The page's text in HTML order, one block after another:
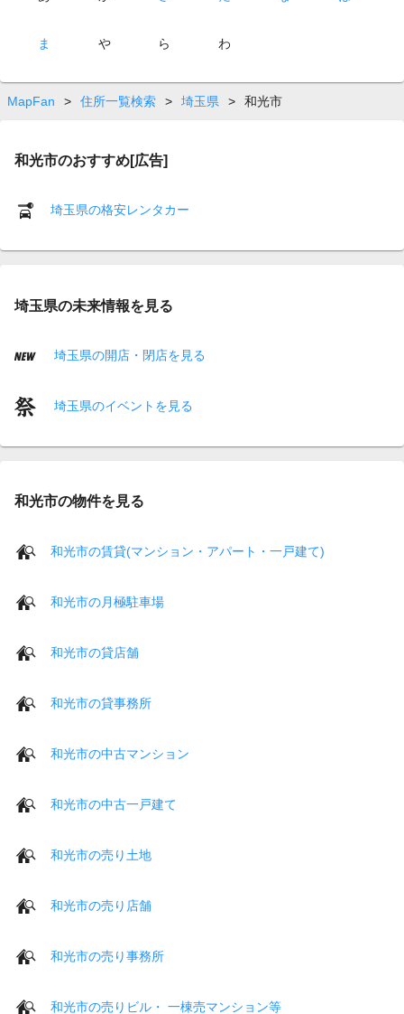
ま や ら わ
MapFan > 住所一覧検索 > 埼玉県 > 和光市
和光市のおすすめ[広告]
埼玉県の格安レンタカー
埼玉県の未来情報を見る
埼玉県の開店・閉店を見る
埼玉県のイベントを見る
和光市の物件を見る
和光市の賃貸(マンション・アパート・一戸建て)
和光市の月極駐車場
和光市の貸店舗
和光市の貸事務所
和光市の中古マンション
和光市の中古一戸建て
和光市の売り土地
和光市の売り店舗
和光市の売り事務所
和光市の売りビル・ 一棟売マンション等